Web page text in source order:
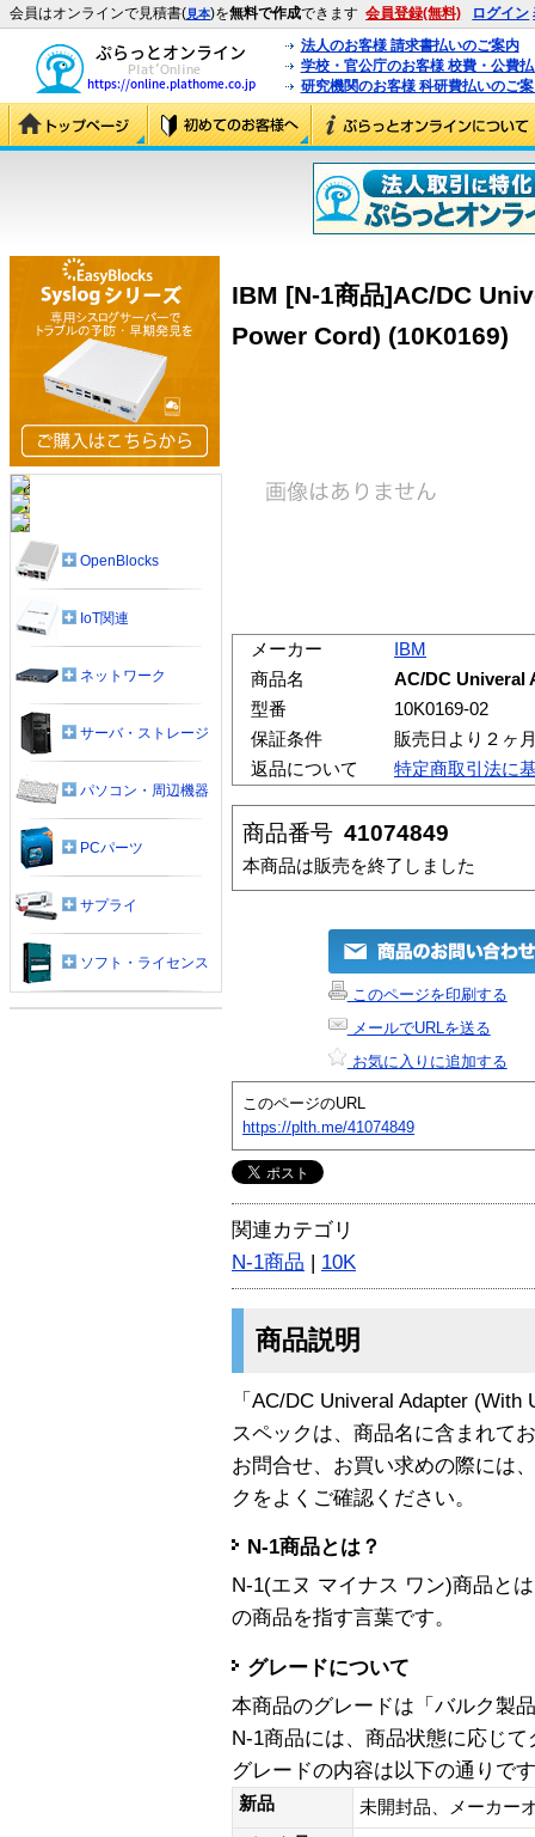
会員はオンラインで見積書(見本)を無料で作成できます 会員登録(無料) ログイン
法人のお客様 請求書払いのご案内
学校・官公庁のお客様 校費・公費
研究機関のお客様 科研費払いのご
IBM [N-1商品]AC/DC
Power Cord) (10K0169)
メーカー
IBM
商品名
AC/DC Univeral
型番
10K0169-02
保証条件
販売日より２ヶ
返品について
特定商取引法に
商品番号 41074849
本商品は販売を終了しました
このページを印刷する
メールでURLを送る
お気に入りに追加する
このページのURL
https://plth.me/41074849
関連カテゴリ
N-1商品 | 10K
商品説明
「AC/DC Univeral Adapter
スペックは、商品名に含まれて
お問合せ、お買い求めの際には
クをよくご確認ください。
N-1商品とは？
N-1(エヌ マイナス ワン)商品と
の商品を指す言葉です。
グレードについて
本商品のグレードは「バルク製
N-1商品には、商品状態に応じ
グレードの内容は以下の通りで
新品
未開封品、メーカー
OpenBlocks
IoT関連
ネットワーク
サーバ・ストレージ
パソコン・周辺機器
PCパーツ
サプライ
ソフト・ライセンス